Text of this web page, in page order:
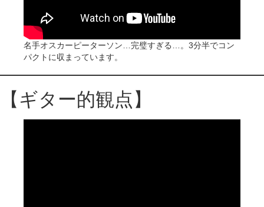
名手オスカーピーターソン…完璧すぎる…。3分半でコン
パクトに収まっています。
【ギター的観点】